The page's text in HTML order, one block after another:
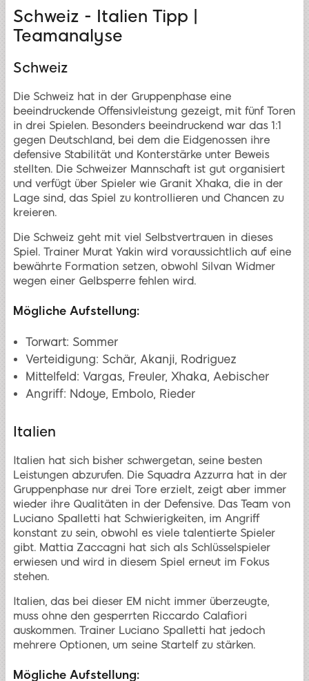
Schweiz - Italien Tipp |
Teamanalyse
Schweiz
Die Schweiz hat in der Gruppenphase eine
beeindruckende Offensivleistung gezeigt, mit fünf Toren
in drei Spielen. Besonders beeindruckend war das 1:1
gegen Deutschland, bei dem die Eidgenossen ihre
defensive Stabilität und Konterstärke unter Beweis
stellten. Die Schweizer Mannschaft ist gut organisiert
und verfügt über Spieler wie Granit Xhaka, die in der
Lage sind, das Spiel zu kontrollieren und Chancen zu
kreieren.
Die Schweiz geht mit viel Selbstvertrauen in dieses
Spiel. Trainer Murat Yakin wird voraussichtlich auf eine
bewährte Formation setzen, obwohl Silvan Widmer
wegen einer Gelbsperre fehlen wird.
Mögliche Aufstellung:
Torwart: Sommer
Verteidigung: Schär, Akanji, Rodriguez
Mittelfeld: Vargas, Freuler, Xhaka, Aebischer
Angriff: Ndoye, Embolo, Rieder
Italien
Italien hat sich bisher schwergetan, seine besten
Leistungen abzurufen. Die Squadra Azzurra hat in der
Gruppenphase nur drei Tore erzielt, zeigt aber immer
wieder ihre Qualitäten in der Defensive. Das Team von
Luciano Spalletti hat Schwierigkeiten, im Angriff
konstant zu sein, obwohl es viele talentierte Spieler
gibt. Mattia Zaccagni hat sich als Schlüsselspieler
erwiesen und wird in diesem Spiel erneut im Fokus
stehen.
Italien, das bei dieser EM nicht immer überzeugte,
muss ohne den gesperrten Riccardo Calafiori
auskommen. Trainer Luciano Spalletti hat jedoch
mehrere Optionen, um seine Startelf zu stärken.
Mögliche Aufstellung: